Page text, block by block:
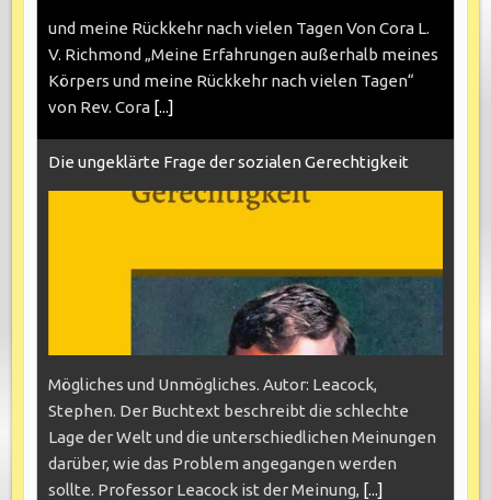
und meine Rückkehr nach vielen Tagen Von Cora L.
V. Richmond „Meine Erfahrungen außerhalb meines
Körpers und meine Rückkehr nach vielen Tagen“
von Rev. Cora [...]
Die ungeklärte Frage der sozialen Gerechtigkeit
Mögliches und Unmögliches. Autor: Leacock,
Stephen. Der Buchtext beschreibt die schlechte
Lage der Welt und die unterschiedlichen Meinungen
darüber, wie das Problem angegangen werden
sollte. Professor Leacock ist der Meinung, [...]